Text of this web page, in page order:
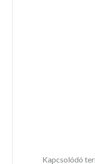
Kapcsolódó